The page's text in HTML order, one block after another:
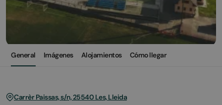
General Imágenes Alojamientos Cómo llegar
Carrèr Paissas, s/n, 25540 Les, Lleida